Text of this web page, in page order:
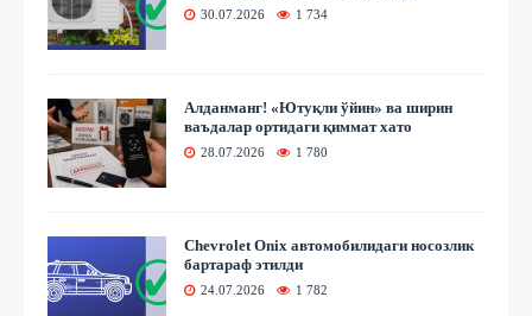
30.07.2026 1 734
Алданманг! «Ютуқли ўйин» ва ширин
ваъдалар ортидаги қиммат хато
28.07.2026 1 780
Chevrolet Onix автомобилидаги носозлик
бартараф этилди
24.07.2026 1 782